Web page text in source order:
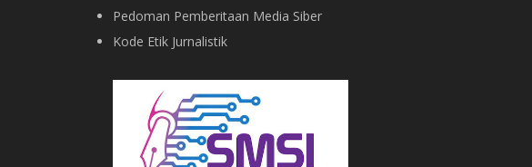
Pedoman Pemberitaan Media Siber
Kode Etik Jurnalistik